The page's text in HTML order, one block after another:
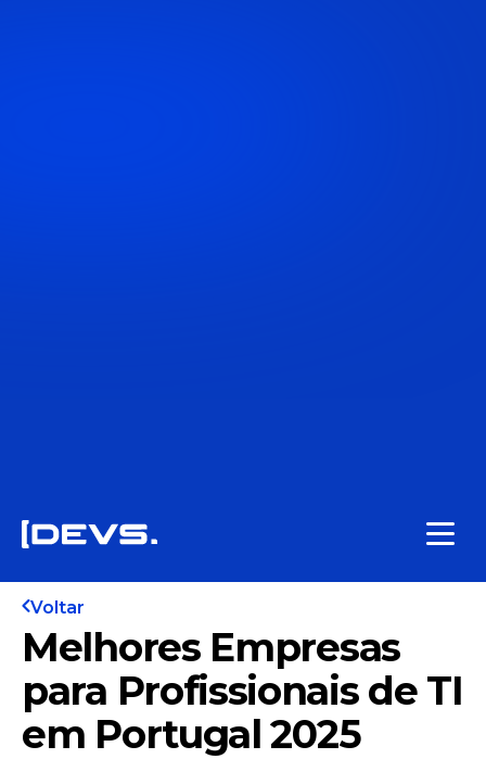
Voltar
Melhores Empresas
para Profissionais de TI
em Portugal 2025